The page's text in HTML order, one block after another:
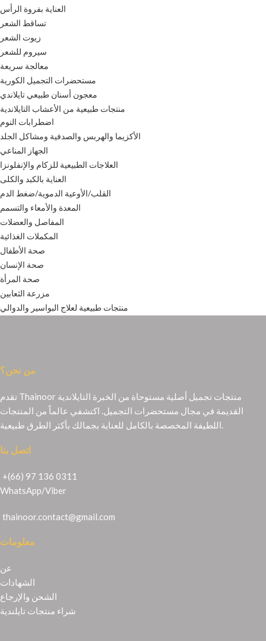
العناية بفروة الرأس
تساقط الشعر
زيوت الشعر
سيروم للشعر
معالجة سريعة
مستحضرات التجميل الكورية
معجون أسنان طبيعي تايلاندي
منتجات طبيعية من الأعشاب التايلاندية
اضطرابات النوم
الأكزيما والهربس والصدفية ومشاكل الجلد
الجهاز المناعي
العلاجات الطبيعية للزكام والإنفلونزا
العناية بالكبد والكلى
القلب/الأوعية الدموية/ضغط الدم
المعدة والأمعاء والتسمم
المفاصل والعضلات
المكملات الغذائية
صحة الأطفال
صحة الإنسان
صحة المرأة
مزرعة الثعابين
منتجات طبيعية لعلاج البواسير والدوالي
من نحن؟
تقدم Thainoor منتجات تجميل أصلية مستوحاة من الخبرة التايلاندية
القديمة في مجال مستحضرات التجميل. اكتشفي عالماً من المنتجات
اللطيفة المخصصة بالكامل للعناية بجمالك بأكثر الطرق طبيعية.
اتصل بنا
+(66) 97 136 0311
WhatsApp/Viber
thainoor.contact@gmail.com
معلومات
عن
الشهادات
الشحن والإرجاع
شراء منتجات تايلندية